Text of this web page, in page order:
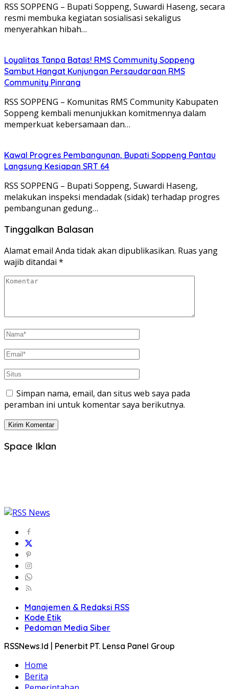
RSS SOPPENG – Bupati Soppeng, Suwardi Haseng, secara
resmi membuka kegiatan sosialisasi sekaligus
menyerahkan hibah…
Loyalitas Tanpa Batas! RMS Community Soppeng
Sambut Hangat Kunjungan Persaudaraan RMS
Community Pinrang
RSS SOPPENG – Komunitas RMS Community Kabupaten
Soppeng kembali menunjukkan komitmennya dalam
memperkuat kebersamaan dan…
Kawal Progres Pembangunan, Bupati Soppeng Pantau
Langsung Kesiapan SRT 64
RSS SOPPENG – Bupati Soppeng, Suwardi Haseng,
melakukan inspeksi mendadak (sidak) terhadap progres
pembangunan gedung…
Tinggalkan Balasan
Alamat email Anda tidak akan dipublikasikan. Ruas yang
wajib ditandai *
Simpan nama, email, dan situs web saya pada
peramban ini untuk komentar saya berikutnya.
Space Iklan
Manajemen & Redaksi RSS
Kode Etik
Pedoman Media Siber
RSSNews.Id | Penerbit PT. Lensa Panel Group
Home
Berita